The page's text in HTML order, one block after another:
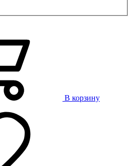
В корзину